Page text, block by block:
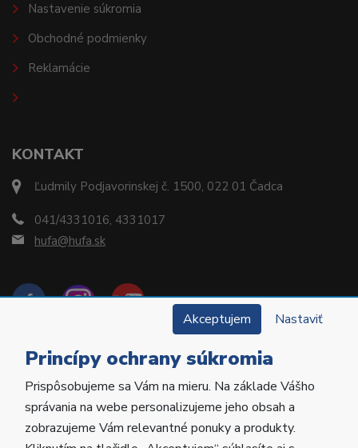
KONTAKT
Ľudmily Podjavorinskej č. 1500, 022 01 Čadca
041/4331016, 4331017
hufa@hufa.sk
Nastavenie súkromia
Obchodné podmienky
Reklamácie
Copyright © 2022 Hu-Fa Dental a.s. Všetky práva
vyhradené.
Akceptujem Nastaviť
Princípy ochrany súkromia
Prispôsobujeme sa Vám na mieru. Na základe Vášho
správania na webe personalizujeme jeho obsah a
zobrazujeme Vám relevantné ponuky a produkty.